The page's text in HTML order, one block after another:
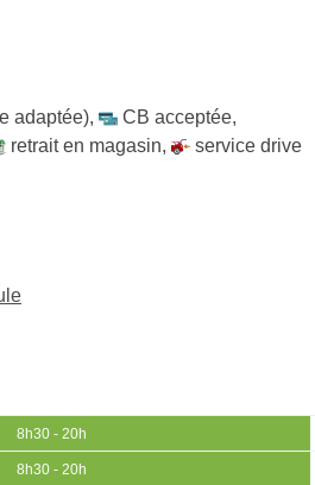
adaptée), CB acceptée,
retrait en magasin,
service drive
8h30 - 20h
8h30 - 20h